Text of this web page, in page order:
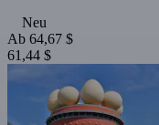
Neu
Ab 64,67 $
61,44 $